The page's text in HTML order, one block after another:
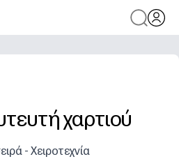
χαρτιού
- Χειροτεχνία